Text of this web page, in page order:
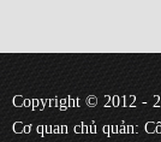
Copyright © 2012 -
Cơ quan chủ quản: